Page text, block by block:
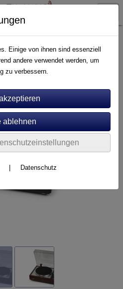
Thorens
Einige von ihnen sind essenziell
andere verwendet werden, um
zu verbessern.
Datenschutz